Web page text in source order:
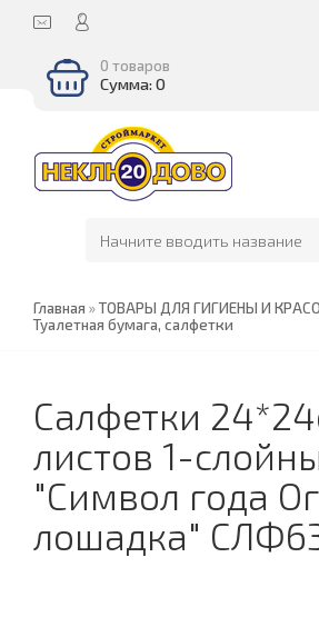
0 товаров
Сумма: 0
Главная »ТОВАРЫ ДЛЯ ГИГИЕНЫ И
Туалетная бумага, салфетки
Салфетки
листов 1-
"Символ года
лошадка"